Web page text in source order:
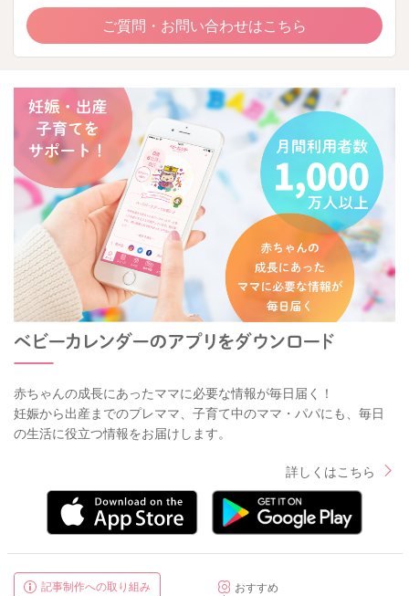
ご質問・お問い合わせはこちら
赤ちゃんの成長にあったママに必要な情報が毎日届く！
妊娠から出産までのプレママ、子育て中のママ・パパにも、毎日
の生活に役立つ情報をお届けします。
詳しくはこちら
記事制作への取り組み
おすすめ